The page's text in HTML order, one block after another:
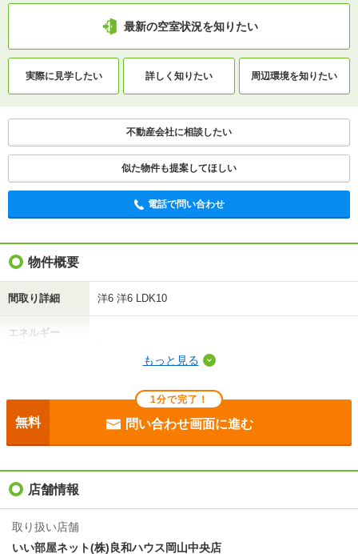
最新の空室状況を知りたい
実際に 見学したい 詳しく知りたい
間取りや設備を
知りたい
不動産会社に相談したい
電話で問い合わせ
最新の空室状況を知りたい
実際に見学したい 詳しく知りたい 周辺環境を知りたい
不動産会社に相談したい
似た物件も提案してほしい
電話で問い合わせ
物件概要
間取り詳細 洋6 洋6 LDK10
エネルギー
目安光熱費
入居
もっと見る
1分で完了！
無料 問い合わせ画面に進む
店舗情報
取り扱い店舗
いい部屋ネット(株)良和ハウス岡山中央店